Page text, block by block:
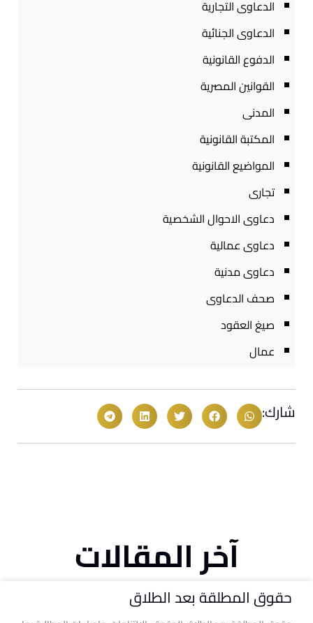
الدعاوى التجارية
الدعاوى الجنائية
الدفوع القانونية
القوانين المصرية
المدنى
المكتبة القانونية
المواضيع القانونية
تجارى
دعاوى الاحوال الشخصية
دعاوى عمالية
دعاوى مدنية
صحف الدعاوى
صيغ العقود
عمال
شارك:
آخر المقالات
حقوق المطلقة بعد الطلاق